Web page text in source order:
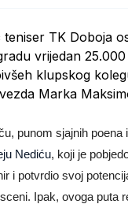
teniser TK Doboja
vrijedan
klupskog
Marka
punom sjajnih poena
Nediću, koji je
i potvrdio svoj
Ipak, ovoga puta